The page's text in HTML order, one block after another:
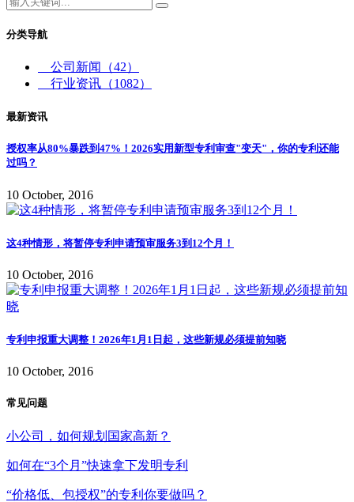
分类导航
公司新闻
（42）
行业资讯 （1082）
最新资讯
授权率从80%暴跌到47%！2026实用新型专利审查"变天"，你的专利还能
过吗？
10 October, 2016
这4种情形，将暂停专利申请预审服务3到12个月！
10 October, 2016
专利申报重大调整！2026年1月1日起，这些新规必须提前知晓
10 October, 2016
常见问题
小公司，如何规划国家高新？
如何在“3个月”快速拿下发明专利
“价格低、包授权”的专利你要做吗？